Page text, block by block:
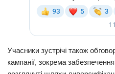
Учасники зустрічі також
кампанії, зокрема